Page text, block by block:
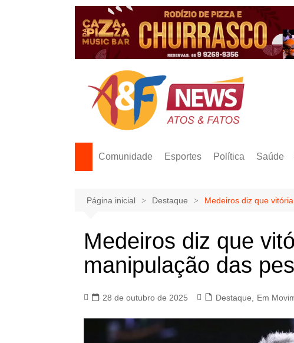
Comunidade Esportes Política Saúde
Página inicial Destaque Medeiros diz que
Medeiros diz que
manipulação das
28 de outubro de 2025 Destaque Em